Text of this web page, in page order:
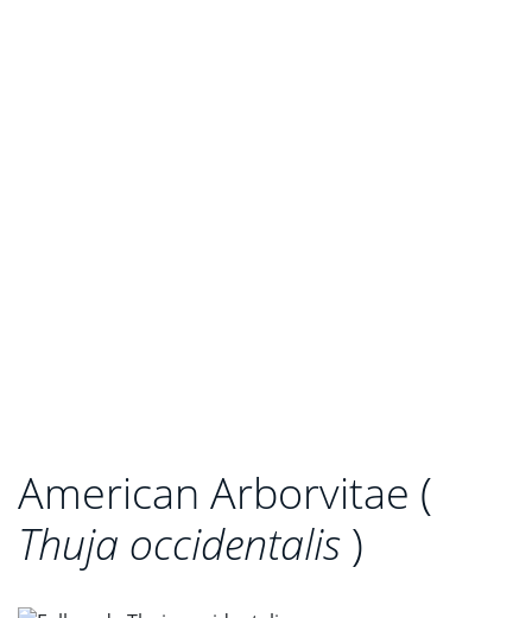
American Arborvitae (
Thuja occidentalis )